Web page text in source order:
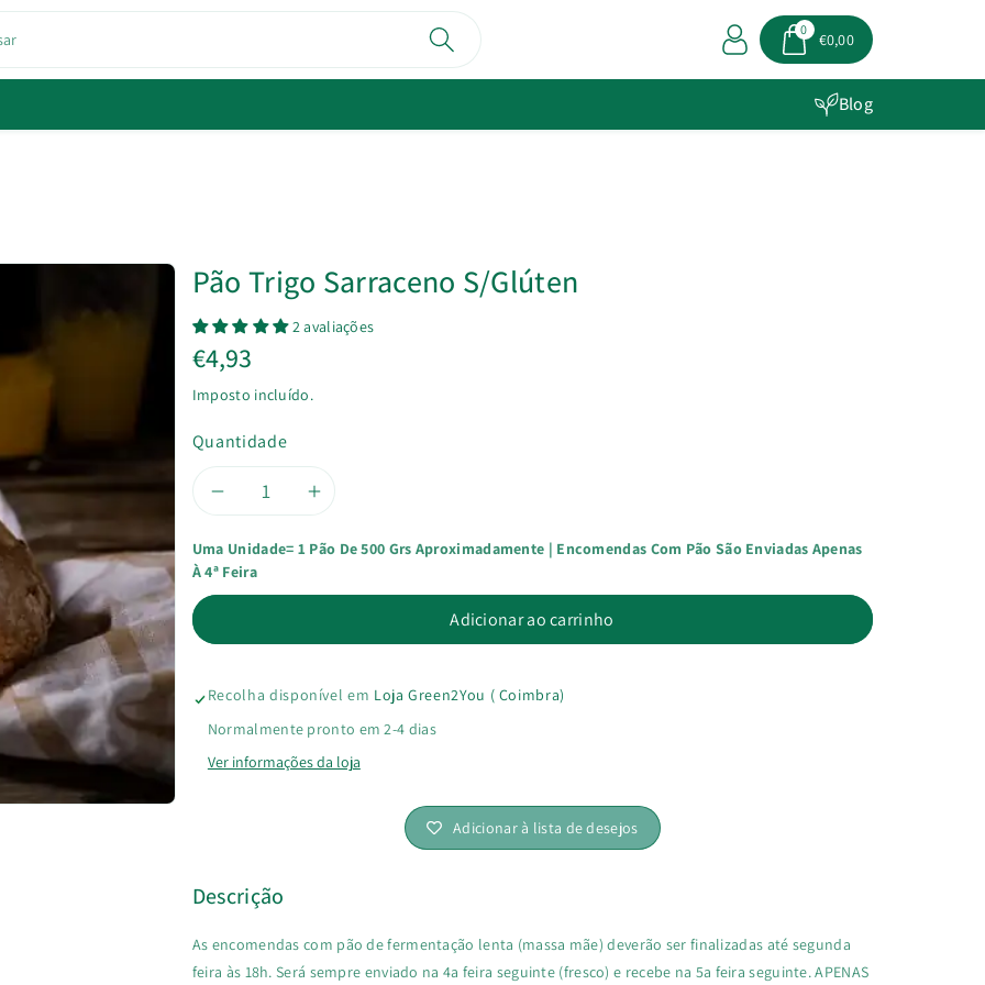
0
€0,00
Blog
Pão Trigo Sarraceno S/Glúten
2 avaliações
€4,93
Imposto incluído.
Quantidade
Diminuir
a
quantidade
de
Pão
Trigo
Aumentar
a
quantidade
de
Pão
Trigo
Sarraceno
S/Glúten
Uma Unidade= 1 Pão De 500 Grs Aproximadamente | Encomendas Com Pão São Enviadas Apenas
À 4ª Feira
Adicionar ao carrinho
Recolha disponível em Loja Green2You ( Coimbra)
Normalmente pronto em 2-4 dias
Ver informações da loja
Adicionar à lista de desejos
Descrição
As encomendas com pão de fermentação lenta (massa mãe) deverão ser finalizadas até segunda
feira às 18h. Será sempre enviado na 4a feira seguinte (fresco) e recebe na 5a feira seguinte. APENAS